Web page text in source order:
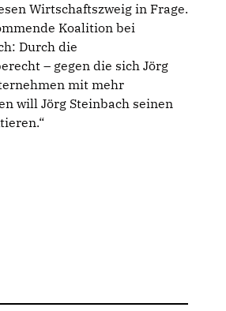
Wirtschaftszweig in Frage.
Koalition bei
Durch die
– gegen die sich Jörg
mit mehr
will Jörg Steinbach seinen